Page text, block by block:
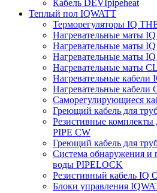
Кабель DEVIpipeheat
Теплый пол IQWATT
Терморегуляторы IQ
Нагревательные маты
Нагревательные маты
Нагревательные маты
Нагревательные маты
Нагревательные
Нагревательные
Саморегулирующиеся
Греющий кабель для
Резистивные комплекты
PIPE CW
Греющий кабель для
Система обнаружения и
воды PIPELOCK
Резистивный кабель IQ
Блоки управления